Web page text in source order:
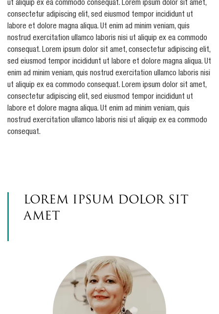
ut aliquip ex ea commodo consequat. Lorem ipsum dolor sit amet,
consectetur adipiscing elit, sed eiusmod tempor incididunt ut
labore et dolore magna aliqua. Ut enim ad minim veniam, quis
nostrud exercitation ullamco laboris nisi ut aliquip ex ea commodo
consequat. Lorem ipsum dolor sit amet, consectetur adipiscing elit,
sed eiusmod tempor incididunt ut labore et dolore magna aliqua. Ut
enim ad minim veniam, quis nostrud exercitation ullamco laboris nisi
ut aliquip ex ea commodo consequat. Lorem ipsum dolor sit amet,
consectetur adipiscing elit, sed eiusmod tempor incididunt ut
labore et dolore magna aliqua. Ut enim ad minim veniam, quis
nostrud exercitation ullamco laboris nisi ut aliquip ex ea commodo
consequat.
Lorem ipsum dolor sit
amet